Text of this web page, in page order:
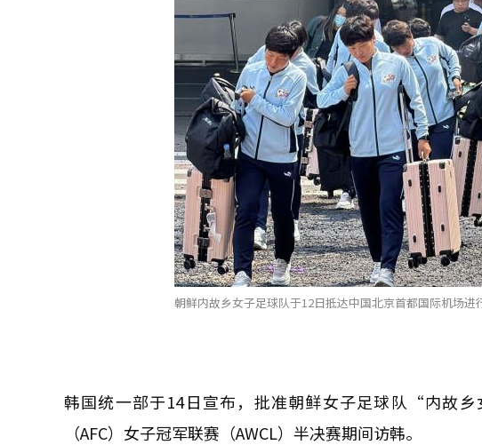
朝鲜内故乡女子足球队于12日抵达中国北京首都国际机场进
韩国统一部于14日宣布，批准朝鲜女子足球队“内故
（AFC）女子冠军联赛（AWCL）半决赛期间访韩。